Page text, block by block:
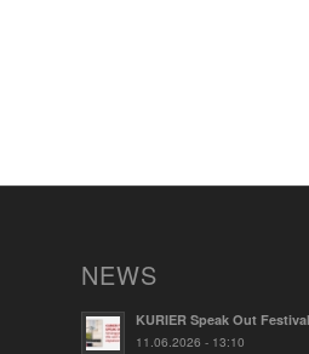
NEWS
KURIER Speak Out
11.06.2026 - 13:10